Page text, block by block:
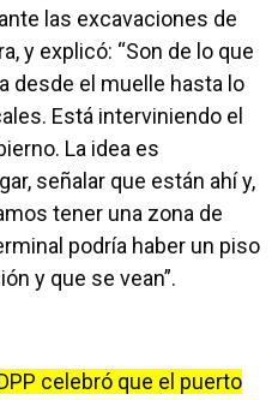
las excavaciones de
y explicó: “Son de lo que
desde el muelle hasta lo
Está interviniendo el
La idea es
señalar que están ahí y,
tener una zona de
podría haber un piso
y que se vean”.
celebró que el puerto